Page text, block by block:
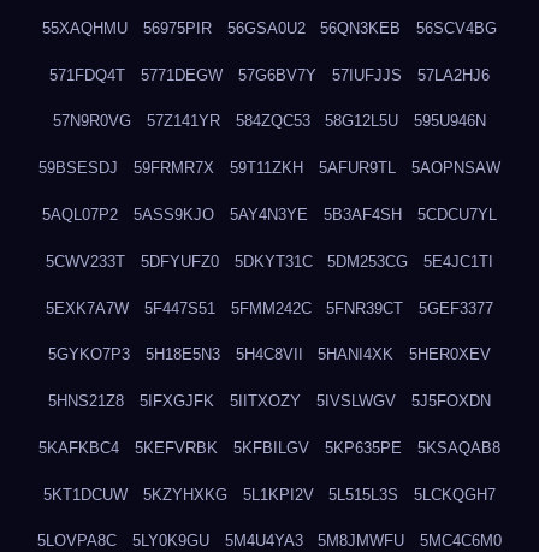
55XAQHMU 56975PIR 56GSA0U2 56QN3KEB 56SCV4BG
571FDQ4T 5771DEGW 57G6BV7Y 57IUFJJS 57LA2HJ6
57N9R0VG 57Z141YR 584ZQC53 58G12L5U 595U946N
59BSESDJ 59FRMR7X 59T11ZKH 5AFUR9TL 5AOPNSAW
5AQL07P2 5ASS9KJO 5AY4N3YE 5B3AF4SH 5CDCU7YL
5CWV233T 5DFYUFZ0 5DKYT31C 5DM253CG 5E4JC1TI
5EXK7A7W 5F447S51 5FMM242C 5FNR39CT 5GEF3377
5GYKO7P3 5H18E5N3 5H4C8VII 5HANI4XK 5HER0XEV
5HNS21Z8 5IFXGJFK 5IITXOZY 5IVSLWGV 5J5FOXDN
5KAFKBC4 5KEFVRBK 5KFBILGV 5KP635PE 5KSAQAB8
5KT1DCUW 5KZYHXKG 5L1KPI2V 5L515L3S 5LCKQGH7
5LOVPA8C 5LY0K9GU 5M4U4YA3 5M8JMWFU 5MC4C6M0